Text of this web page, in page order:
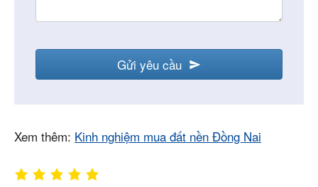
Gửi yêu cầu
Xem thêm: Kinh nghiệm mua đất nền Đồng Nai